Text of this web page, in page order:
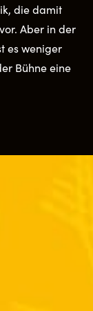
die damit
Aber in der
es weniger
Bühne eine